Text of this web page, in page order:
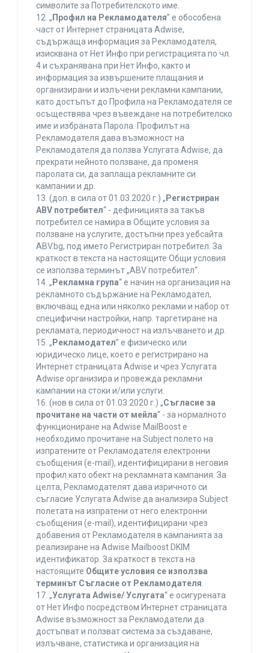
символите за Потребителското име.
12. „ Профил на Рекламодателя” е обособена
част от Интернет страницата Adwise,
съдържаща информация за Рекламодателя,
изисквана от Нет Инфо при регистрацията по чл.
4 и съхранявана при Нет Инфо, както и
информация за извършените плащания и
организирани и излъчени рекламни кампании,
като достъпът до Профила на Рекламодателя се
осъществява чрез въвеждане на потребителско
име и избраната Парола. Профилът на
Рекламодателя дава възможност на
Рекламодателя да ползва Услугата Adwise, да
прекрати нейното ползване, да променя
паролата си, да заплаща рекламните си
кампании и др.
13. (доп. в сила от 01.03.2020 г.) „ Регистриран
ABV потребител“ - дефиницията за такъв
потребител се намира в Общите условия за
ползване на услугите, достъпни през уебсайта
ABV.bg, под името Регистриран потребител. За
краткост в текста на настоящите Общи условия
се използва терминът „ABV потребител“.
14. „ Рекламна група“ е начин на организация на
рекламното съдържание на Рекламодател,
включващ една или няколко реклами и набор от
специфични настройки, напр. таргетиране на
рекламата, периодичност на излъчването и др.
15. „ Рекламодател” е физическо или
юридическо лице, което е регистрирано на
Интернет страницата Adwise и чрез Услугата
Adwise организира и провежда рекламни
кампании на стоки и/или услуги.
16. (нов в сила от 01.03.2020 г.) „Съгласие за
прочитане на части от мейла“ - за нормалното
функциониране на Adwise MailBoost е
необходимо прочитане на Subject полето на
изпратените от Рекламодателя електронни
съобщения (e-mail), идентифицирани в неговия
профил като обект на рекламната кампания. За
целта, Рекламодателят дава изричното си
съгласие Услугата Adwise да анализира Subject
полетата на изпратени от него електронни
съобщения (e-mail), идентифицирани чрез
добавения от Рекламодателя в кампанията за
реализиране на Adwise Mailboost DKIM
идентификатор. За краткост в текста на
настоящите Общите условия се използва
терминът Съгласие от Рекламодателя.
17. „Услугата Adwise/ Услугата“ е осигурената
от Нет Инфо посредством Интернет страницата
Adwise възможност за Рекламодатели да
достъпват и ползват система за създаване,
излъчване, статистика и организация на